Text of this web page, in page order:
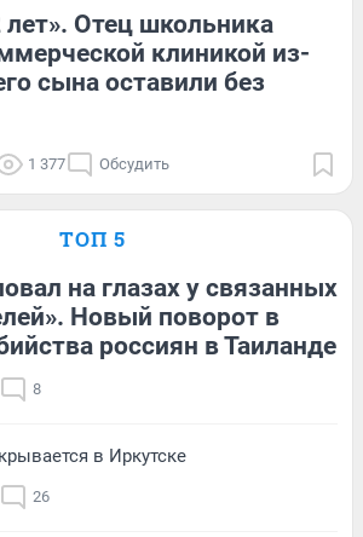
лет». Отец школьника
клиникой из-
сына оставили без
1 377 Обсудить
ТОП 5
на глазах у связанных
Новый поворот в
россиян в Таиланде
8
в Иркутске
26